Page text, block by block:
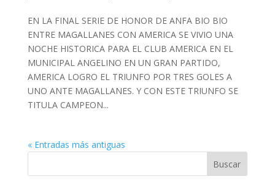
EN LA FINAL SERIE DE HONOR DE ANFA BIO BIO
ENTRE MAGALLANES CON AMERICA SE VIVIO UNA
NOCHE HISTORICA PARA EL CLUB AMERICA EN EL
MUNICIPAL ANGELINO EN UN GRAN PARTIDO,
AMERICA LOGRO EL TRIUNFO POR TRES GOLES A
UNO ANTE MAGALLANES. Y CON ESTE TRIUNFO SE
TITULA CAMPEON...
« Entradas más antiguas
Buscar